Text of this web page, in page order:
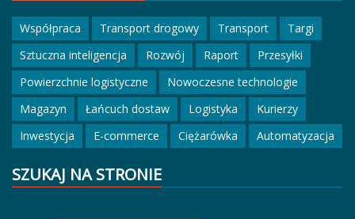
Współpraca Transport drogowy Transport
Targi
Sztuczna inteligencja
Rozwój Raport
Przesyłki
Powierzchnie logistyczne
Nowoczesne technologie
Magazyn
Łańcuch dostaw Logistyka
Kurierzy
Inwestycja
E-commerce Ciężarówka Automatyzacja
SZUKAJ NA STRONIE